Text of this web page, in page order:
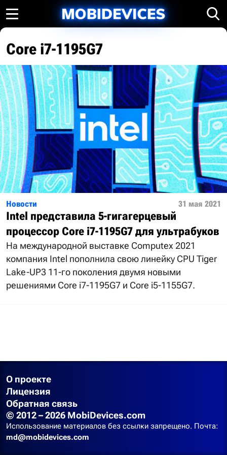
Core i7-1195G7
Новости 31 мая 2021
Intel представила 5-гигагерцевый
процессор Core i7-1195G7 для ультрабуков
На международной выставке Computex 2021
компания Intel пополнила свою линейку CPU Tiger
Lake-UP3 11-го поколения двумя новыми
решениями Core i7-1195G7 и Core i5-1155G7.
О проекте
Лицензия
Обратная связь
© 2012 – 2026 MobiDevices.com
Использование материалов без ссылки запрещено. Почта:
md@mobidevices.com